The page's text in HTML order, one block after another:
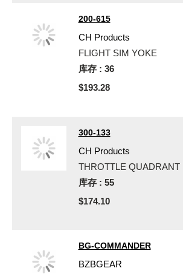
200-615
CH Products
FLIGHT SIM YOKE
库存 : 36
$193.28
300-133
CH Products
THROTTLE QUADRANT
库存 : 55
$174.10
BG-COMMANDER
BZBGEAR